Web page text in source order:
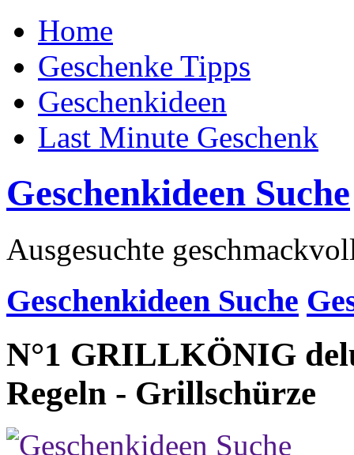
Home
Geschenke Tipps
Geschenkideen
Last Minute Geschenk
Geschenkideen Suche
Ausgesuchte
Geschenkideen Suche
N°1 GRILLKÖNIG
Regeln - Grillschürze